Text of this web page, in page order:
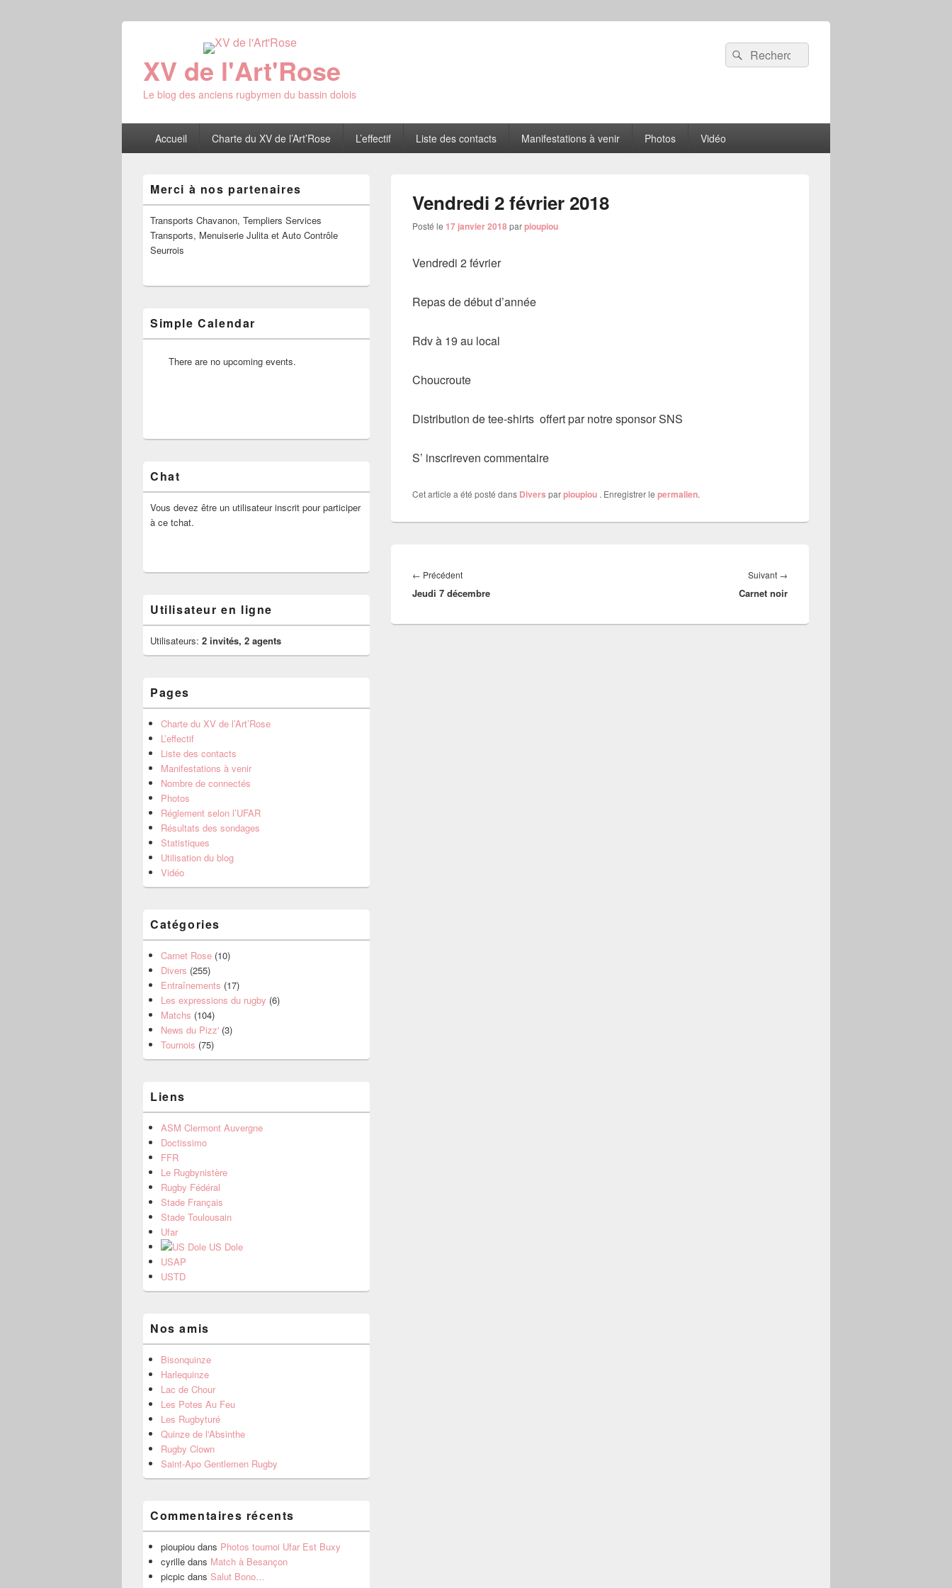
XV de l'Art'Rose
Le blog des anciens rugbymen du bassin dolois
Recherche :
Rechercher
principalAccueil Charte du XV de l’Art’Rose L’effectif Liste des contacts Manifestations à venir Photos Vidéo
Vendredi 2 février 2018
Posté le 17 janvier 2018parpioupiou
Vendredi 2 février
Repas de début d’année
Rdv à 19 au local
Choucroute
Distribution de tee-shirts offert par notre sponsor SNS
S’ inscrireven commentaire
Cet article a été posté dans Divers parpioupiou . Enregistrer le permalien.
de
l’article
← PrécédentArticle
précédent :
Jeudi 7 décembre
Suivant →
suivant :
Carnet noir
principale
de
widget
pour
barre
Merci à nos partenaires
Transports Chavanon, Templiers Services
Transports, Menuiserie Julita et Auto Contrôle
Seurrois
Simple Calendar
There are no upcoming events.
Chat
Vous devez être un utilisateur inscrit pour participer
à ce tchat.
Utilisateur en ligne
Utilisateurs: 2 invités, 2 agents
Pages
Charte du XV de l’Art’Rose
L’effectif
Liste des contacts
Manifestations à venir
Nombre de connectés
Photos
Réglement selon l’UFAR
Résultats des sondages
Statistiques
Utilisation du blog
Vidéo
Catégories
Carnet Rose (10)
Divers (255)
Entraînements (17)
Les expressions du rugby (6)
Matchs (104)
News du Pizz' (3)
Tournois (75)
Liens
ASM Clermont Auvergne
Doctissimo
FFR
Le Rugbynistère
Rugby Fédéral
Stade Français
Stade Toulousain
Ufar
US Dole
USAP
USTD
Nos amis
Bisonquinze
Harlequinze
Lac de Chour
Les Potes Au Feu
Les Rugbyturé
Quinze de l'Absinthe
Rugby Clown
Saint-Apo Gentlemen Rugby
Commentaires récents
pioupiou dans Photos tournoi Ufar Est Buxy
cyrille dans Match à Besançon
picpic dans Salut Bono…